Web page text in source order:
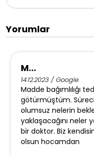
Yorumlar
M...
14.12.2023 / Google
Madde bağımlılığı
götürmüştüm.
olumsuz nelerin
yaklaşacağını neler
bir doktor. Biz
olsun hocamdan